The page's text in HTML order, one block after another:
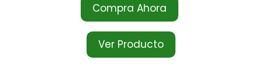
Compra Ahora
Ver Producto